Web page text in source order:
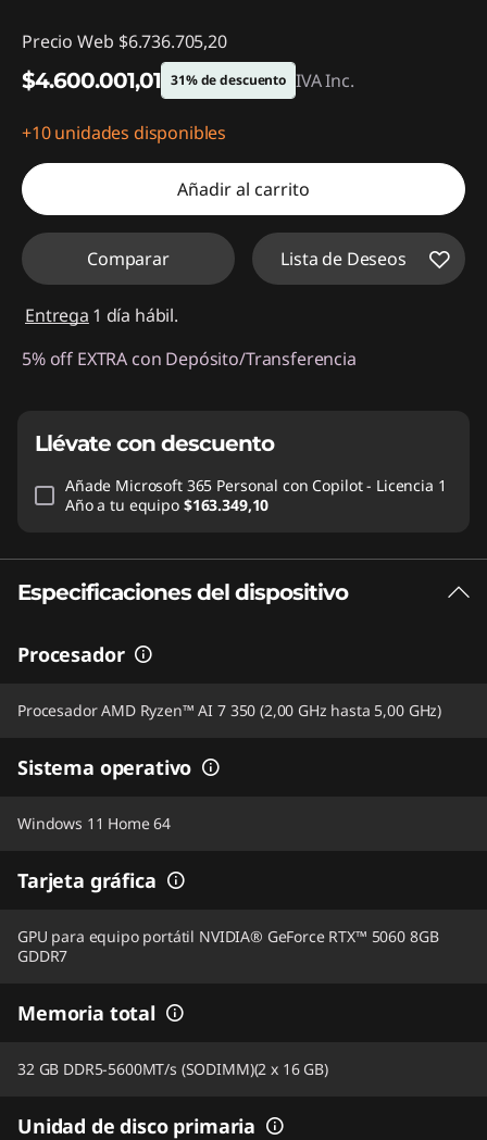
Precio Web $6.736.705,20
$4.600.001,01 31% de descuento IVA Inc.
Descuento prod (inc IVA) :
+10 unidades disponibles
Añadir al carrito
Comparar Lista de Deseos
Entrega 1 día hábil.
5% off EXTRA con Depósito/Transferencia
Llévate con descuento
Añade Microsoft 365 Personal con Copilot - Licencia 1
Añoa tu equipo $163.349,10
Especificaciones del dispositivo
Procesador
Procesador AMD Ryzen™ AI 7 350 (2,00 GHz hasta 5,00 GHz)
Sistema operativo
Windows 11 Home 64
Tarjeta gráfica
GPU para equipo portátil NVIDIA® GeForce RTX™ 5060 8GB
GDDR7
Memoria total
32 GB DDR5-5600MT/s (SODIMM)(2 x 16 GB)
Unidad de disco primaria